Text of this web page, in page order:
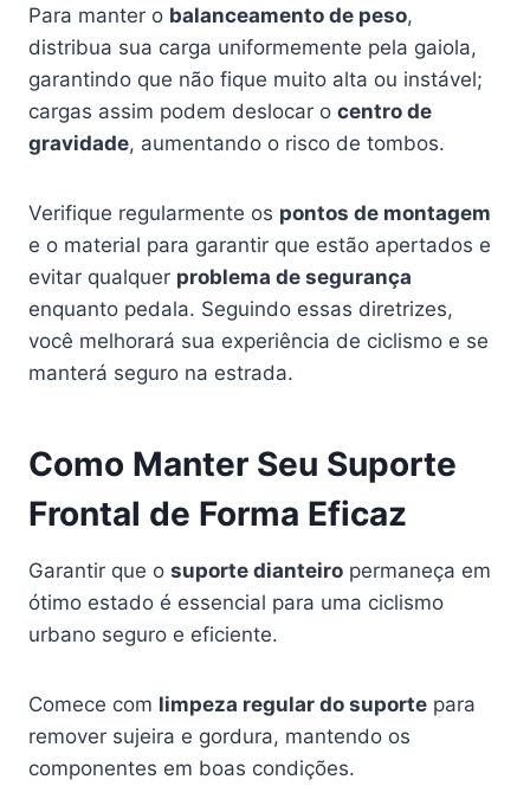
Para manter o balanceamento de peso,
distribua sua carga uniformemente pela gaiola,
garantindo que não fique muito alta ou instável;
cargas assim podem deslocar o centro de
gravidade, aumentando o risco de tombos.
Verifique regularmente os pontos de montagem
e o material para garantir que estão apertados e
evitar qualquer problema de segurança
enquanto pedala. Seguindo essas diretrizes,
você melhorará sua experiência de ciclismo e se
manterá seguro na estrada.
Como Manter Seu Suporte
Frontal de Forma Eficaz
Garantir que o suporte dianteiro permaneça em
ótimo estado é essencial para uma ciclismo
urbano seguro e eficiente.
Comece com limpeza regular do suporte para
remover sujeira e gordura, mantendo os
componentes em boas condições.